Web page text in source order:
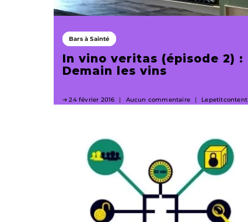
Bars à Sainté
In vino veritas (épisode 2) :
Demain les vins
24 février 2016 Aucun commentaire Lepetitcontent